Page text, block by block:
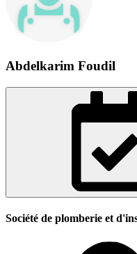
Abdelkarim Foudil
Société de plomberie et